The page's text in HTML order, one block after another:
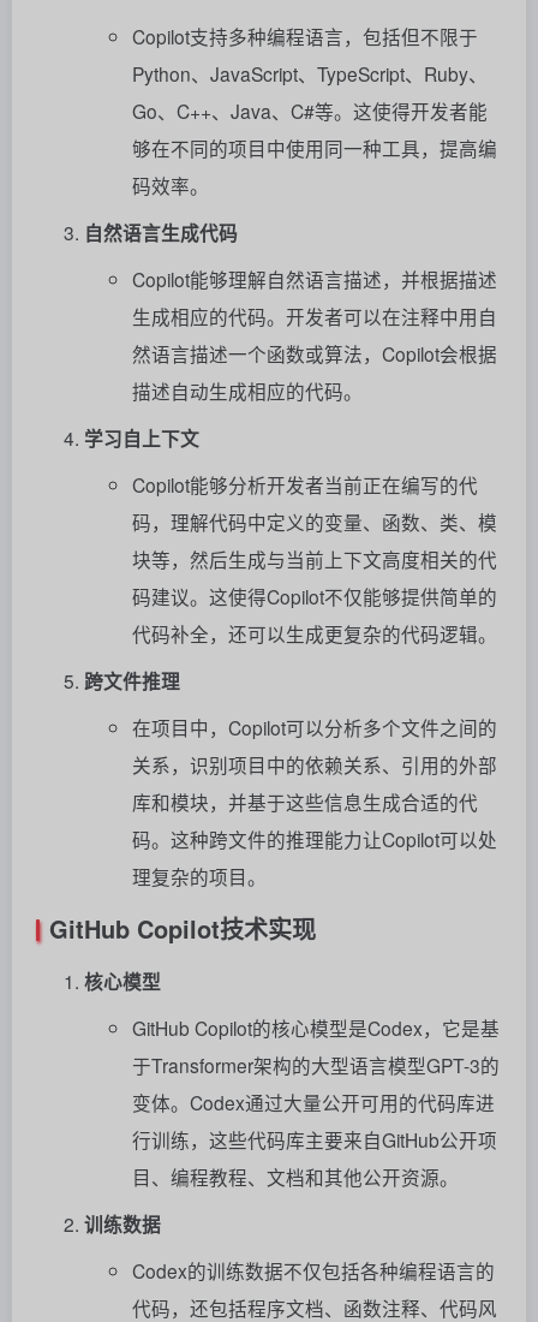
Copilot支持多种编程语言，包括但不限于
Python、JavaScript、TypeScript、Ruby、
Go、C++、Java、C#等。这使得开发者能
够在不同的项目中使用同一种工具，提高编
码效率。
自然语言生成代码
Copilot能够理解自然语言描述，并根据描述
生成相应的代码。开发者可以在注释中用自
然语言描述一个函数或算法，Copilot会根据
描述自动生成相应的代码。
学习自上下文
Copilot能够分析开发者当前正在编写的代
码，理解代码中定义的变量、函数、类、模
块等，然后生成与当前上下文高度相关的代
码建议。这使得Copilot不仅能够提供简单的
代码补全，还可以生成更复杂的代码逻辑。
跨文件推理
在项目中，Copilot可以分析多个文件之间的
关系，识别项目中的依赖关系、引用的外部
库和模块，并基于这些信息生成合适的代
码。这种跨文件的推理能力让Copilot可以处
理复杂的项目。
GitHub Copilot技术实现
核心模型
GitHub Copilot的核心模型是Codex，它是基
于Transformer架构的大型语言模型GPT-3的
变体。Codex通过大量公开可用的代码库进
行训练，这些代码库主要来自GitHub公开项
目、编程教程、文档和其他公开资源。
训练数据
Codex的训练数据不仅包括各种编程语言的
代码，还包括程序文档、函数注释、代码风